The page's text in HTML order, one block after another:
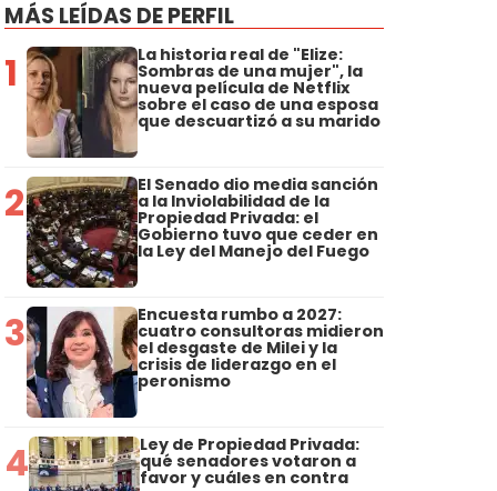
MÁS LEÍDAS DE PERFIL
1 La historia real de "Elize:
Sombras de una mujer", la
nueva película de Netflix
sobre el caso de una esposa
que descuartizó a su marido
2 El Senado dio media sanción
a la Inviolabilidad de la
Propiedad Privada: el
Gobierno tuvo que ceder en
la Ley del Manejo del Fuego
3 Encuesta rumbo a 2027:
cuatro consultoras midieron
el desgaste de Milei y la
crisis de liderazgo en el
peronismo
4 Ley de Propiedad Privada:
qué senadores votaron a
favor y cuáles en contra